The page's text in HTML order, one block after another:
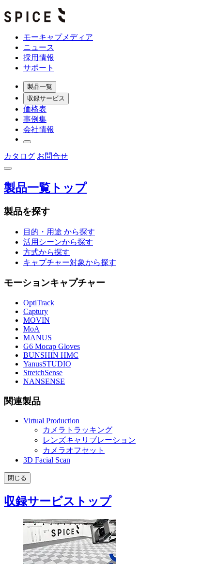
モーキャプメディア
ニュース
採用情報
サポート
製品一覧
収録サービス
価格表
事例集
会社情報
カタログ お問合せ
製品一覧トップ
製品を探す
目的・用途 から探す
活用シーンから探す
方式から探す
キャプチャー対象から探す
モーションキャプチャー
OptiTrack
Captury
MOVIN
MoA
MANUS
G6 Mocap Gloves
BUNSHIN HMC
YanusSTUDIO
StretchSense
NANSENSE
関連製品
Virtual Production
カメラトラッキング
レンズキャリブレーション
カメラオフセット
3D Facial Scan
閉じる
収録サービストップ